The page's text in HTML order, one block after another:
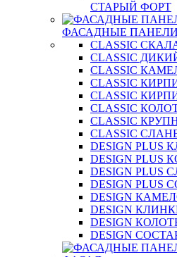
СТАРЫЙ ФОРТ
ФАСАДНЫЕ ПАНЕЛИ
CLASSIC
CLASSIC
CLASSIC
CLASSIC
CLASSIC
CLASSIC
CLASSIC
CLASSIC
DESIGN
DESIGN
DESIGN PLUS
DESIGN
DESIGN
DESIGN
DESIGN
DESIGN